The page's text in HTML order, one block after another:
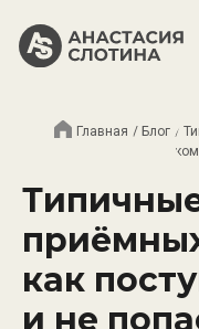
Главная / Блог /
как
и не